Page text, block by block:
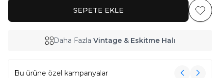
SEPETE EKLE
Daha Fazla Vintage & Eskitme Halı
Bu ürüne özel kampanyalar